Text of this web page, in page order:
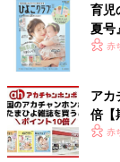
育児
夏号
いっ
赤
アカ
倍【
赤